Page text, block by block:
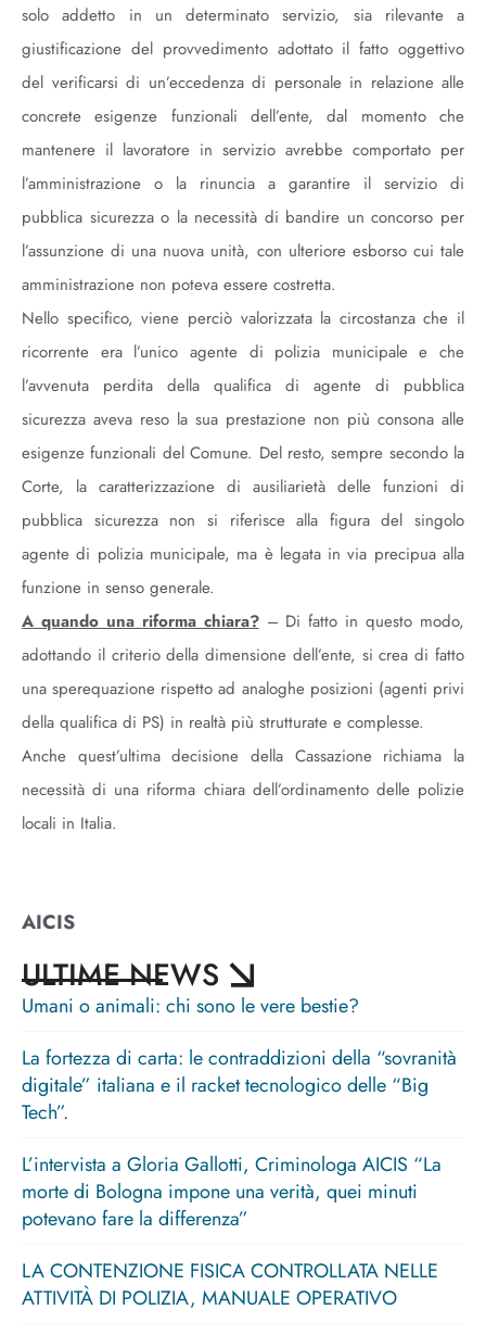
solo addetto in un determinato servizio, sia rilevante a
giustificazione del provvedimento adottato il fatto oggettivo
del verificarsi di un’eccedenza di personale in relazione alle
concrete esigenze funzionali dell’ente, dal momento che
mantenere il lavoratore in servizio avrebbe comportato per
l’amministrazione o la rinuncia a garantire il servizio di
pubblica sicurezza o la necessità di bandire un concorso per
l’assunzione di una nuova unità, con ulteriore esborso cui tale
amministrazione non poteva essere costretta.
Nello specifico, viene perciò valorizzata la circostanza che il
ricorrente era l’unico agente di polizia municipale e che
l’avvenuta perdita della qualifica di agente di pubblica
sicurezza aveva reso la sua prestazione non più consona alle
esigenze funzionali del Comune. Del resto, sempre secondo la
Corte, la caratterizzazione di ausiliarietà delle funzioni di
pubblica sicurezza non si riferisce alla figura del singolo
agente di polizia municipale, ma è legata in via precipua alla
funzione in senso generale.
A quando una riforma chiara?– Di fatto in questo modo,
adottando il criterio della dimensione dell’ente, si crea di fatto
una sperequazione rispetto ad analoghe posizioni (agenti privi
della qualifica di PS) in realtà più strutturate e complesse.
Anche quest’ultima decisione della Cassazione richiama la
necessità di una riforma chiara dell’ordinamento delle polizie
locali in Italia.
AICIS
ULTIME NEWS
Umani o animali: chi sono le vere bestie?
La fortezza di carta: le contraddizioni della “sovranità
digitale” italiana e il racket tecnologico delle “Big
Tech”.
L’intervista a Gloria Gallotti, Criminologa AICIS “La
morte di Bologna impone una verità, quei minuti
potevano fare la differenza”
LA CONTENZIONE FISICA CONTROLLATA NELLE
ATTIVITÀ DI POLIZIA, MANUALE OPERATIVO